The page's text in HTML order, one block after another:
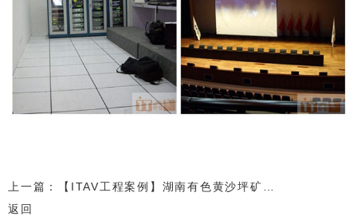
返回